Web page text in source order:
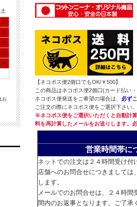
【ネコポス便2個口でもOK/￥500】
この商品はネコポス便2個口(カード払い
ネコポス便発送をご希望の場合は、 必ず
ご注文の際にネコポス便をご選択下さい。
※ネコポス便をご選択いただくと自動計
料を再計算したメールをお送りします。
営業時間帯に
ネットでの注文は２４時間受け付
店舗へのお問合せにつきましては
します。
メールでのお問合せは、２４時間
間内のお返事となります。ご了承
土
1
8
15
22
29
お